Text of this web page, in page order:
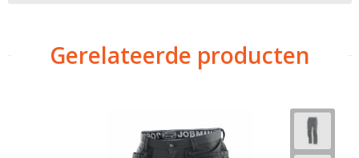
Gerelateerde producten